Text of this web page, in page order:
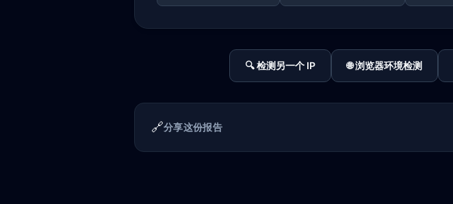
🔍 检测另一个 IP 🌐 浏览器环境检测
🔗分享这份报告